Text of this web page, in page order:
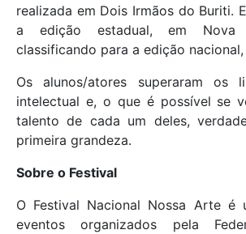
realizada em Dois Irmãos do Buriti.
a edição estadual, em Nova
classificando para a edição nacional,
Os alunos/atores superaram os
intelectual e, o que é possível se
talento de cada um deles,
primeira grandeza.
Sobre o Festival
O Festival Nacional Nossa Arte é
eventos organizados pela